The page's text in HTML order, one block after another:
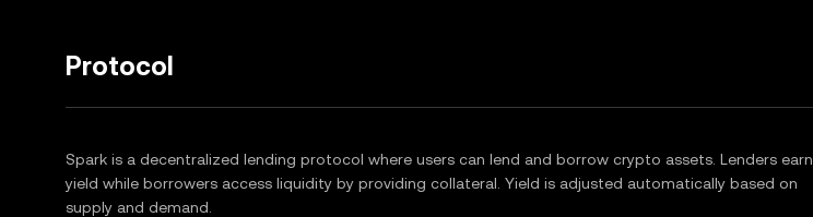
Protocol
Spark is a decentralized lending protocol where users can lend and borrow crypto assets. Lenders earn
yield while borrowers access liquidity by providing collateral. Yield is adjusted automatically based on
supply and demand.